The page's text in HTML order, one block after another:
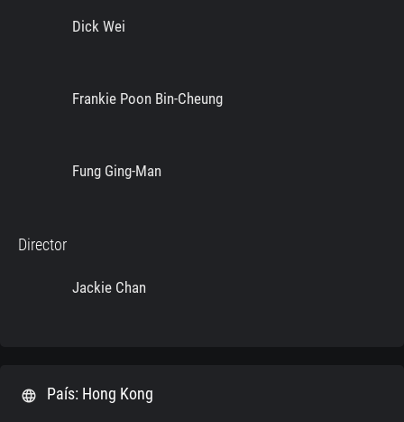
Dick Wei
Frankie Poon Bin-Cheung
Fung Ging-Man
Director
Jackie Chan
language País: Hong Kong